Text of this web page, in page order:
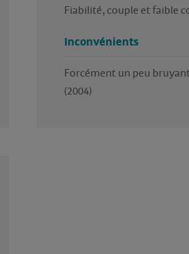
Fiabilité, couple et faible
Inconvénients
Forcément un peu
(2004)